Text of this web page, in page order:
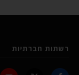
רשתות חברתיות